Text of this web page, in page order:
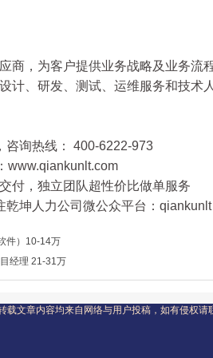
，为客户提供业务战略及业务流
计、研发、测试、运维服务和技术
咨询热线： 400-6222-973
www.qiankunlt.com
付，独立团队超性价比做单服务
乾坤人力公司微公众平台：qiankunlt
件）10-14万
经理 21-31万
载文章内容均来自网络与用户投稿，如有侵权请